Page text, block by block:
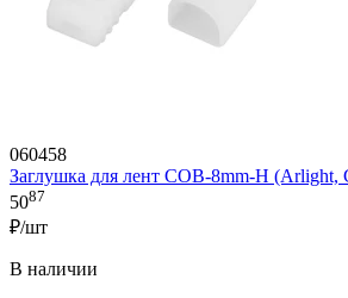
060458
Заглушка для лент COB-8mm-H (Arlight,
5087
₽/шт
В наличии